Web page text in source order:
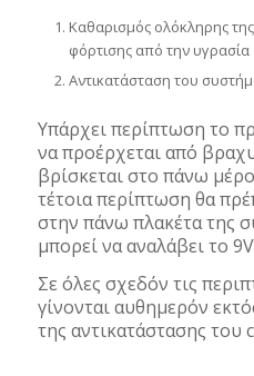
Καθαρισμός ολόκληρης
φόρτισης από την υγρασία
Αντικατάσταση του
Υπάρχει περίπτωση το
να προέρχεται από
βρίσκεται στο πάνω
τέτοια περίπτωση θα
στην πάνω πλακέτα της
μπορεί να αναλάβει το
Σε όλες σχεδόν τις
γίνονται αυθημερόν
της αντικατάστασης του